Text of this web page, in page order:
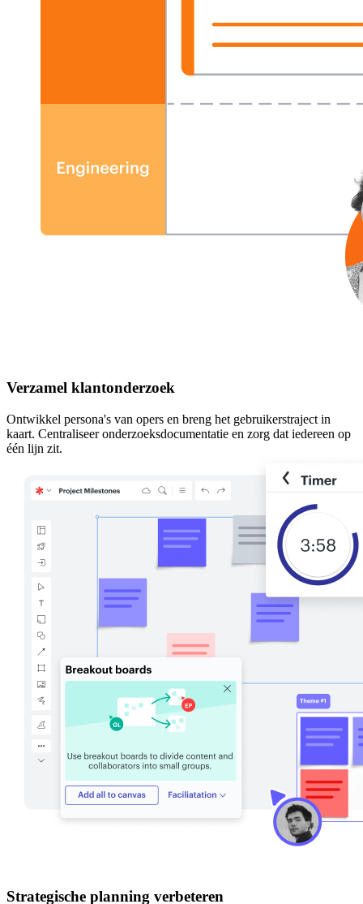
Verzamel klantonderzoek
Ontwikkel persona's van opers en breng het gebruikerstraject in
kaart. Centraliseer onderzoeksdocumentatie en zorg dat iedereen op
één lijn zit.
Strategische planning verbeteren